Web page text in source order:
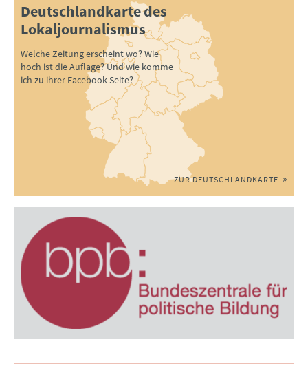
Deutschlandkarte des
Lokaljournalismus
Welche Zeitung erscheint wo? Wie
hoch ist die Auflage? Und wie komme
ich zu ihrer Facebook-Seite?
ZUR DEUTSCHLANDKARTE